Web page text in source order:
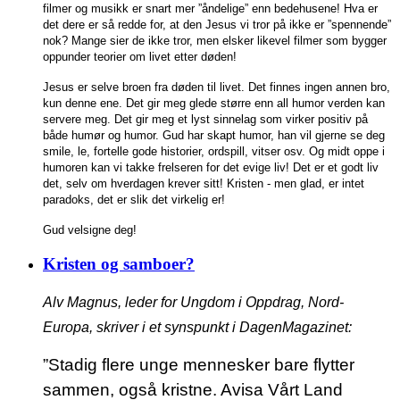
filmer og musikk er snart mer ”åndelige” enn bedehusene! Hva er
det dere er så redde for, at den Jesus vi tror på ikke er ”spennende”
nok? Mange sier de ikke tror, men elsker likevel filmer som bygger
oppunder teorier om livet etter døden!
Jesus er selve broen fra døden til livet. Det finnes ingen annen bro,
kun denne ene. Det gir meg glede større enn all humor verden kan
servere meg. Det gir meg et lyst sinnelag som virker positiv på
både humør og humor. Gud har skapt humor, han vil gjerne se deg
smile, le, fortelle gode historier, ordspill, vitser osv. Og midt oppe i
humoren kan vi takke frelseren for det evige liv! Det er et godt liv
det, selv om hverdagen krever sitt! Kristen - men glad, er intet
paradoks, det er slik det virkelig er!
Gud velsigne deg!
Kristen og samboer?
Alv Magnus, leder for Ungdom i Oppdrag, Nord-
Europa, skriver i et synspunkt i DagenMagazinet:
”Stadig flere unge mennesker bare flytter
sammen, også kristne. Avisa Vårt Land